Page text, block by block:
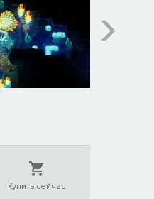
Купить сейчас